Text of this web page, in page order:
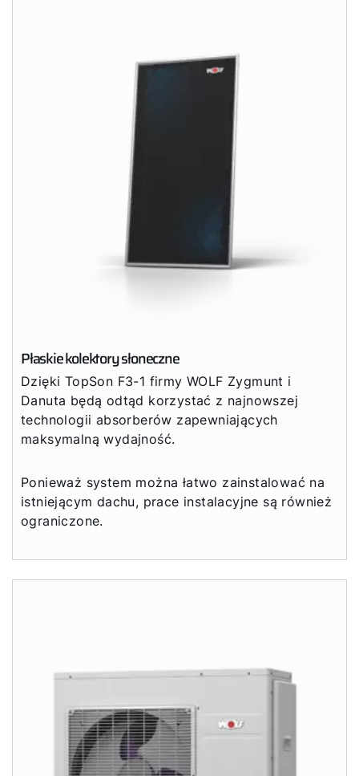
Płaskie kolektory słoneczne
Dzięki TopSon F3-1 firmy WOLF Zygmunt i
Danuta będą odtąd korzystać z najnowszej
technologii absorberów zapewniających
maksymalną wydajność.
Ponieważ system można łatwo zainstalować na
istniejącym dachu, prace instalacyjne są również
ograniczone.